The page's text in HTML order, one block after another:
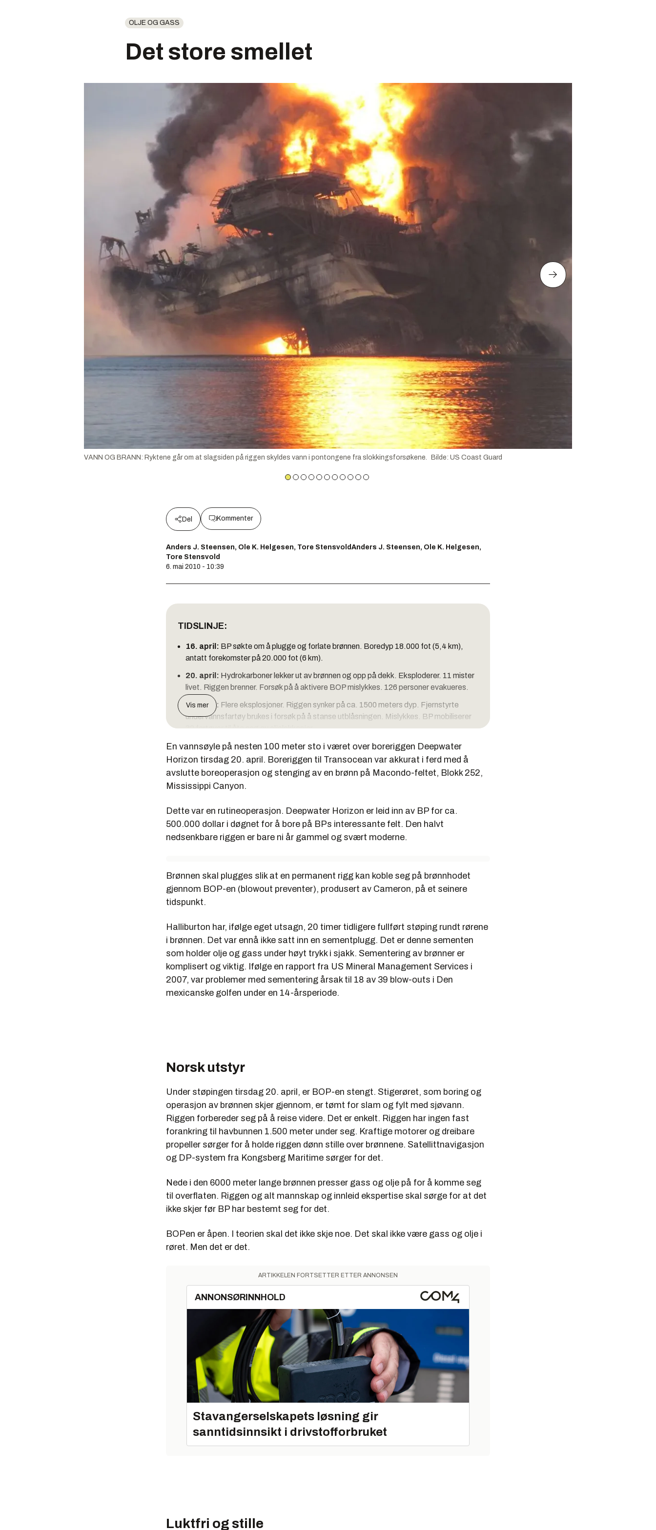
OLJE OG GASS
Det store smellet
VANN OG BRANN: Ryktene går om at slagsiden på riggen skyldes vann i pontongene fra slokkingsforsøkene. Bilde: US Coast Guard
Del Kommenter
Anders J. Steensen, Ole K. Helgesen, Tore StensvoldAnders J. Steensen, Ole K. Helgesen,
Tore Stensvold
6. mai 2010 - 10:39
TIDSLINJE:
16. april: BP søkte om å plugge og forlate brønnen. Boredyp 18.000 fot (5,4 km),
antatt forekomster på 20.000 fot (6 km).
20. april: Hydrokarboner lekker ut av brønnen og opp på dekk. Eksploderer. 11 mister
livet. Riggen brenner. Forsøk på å aktivere BOP mislykkes. 126 personer evakueres.
22. april: Flere eksplosjoner. Riggen synker på ca. 1500 meters dyp. Fjernstyrte
undervannsfartøy brukes i forsøk på å stanse utblåsningen. Mislykkes. BP mobiliserer
32 fartøyer til åta seg av oljelekkasjer.
23. april:Dispergeringsmidler sprøytes på olje og skimmere tar opp oljeholdig vann.
24.april:US Coast Guard observer stadig mer olje på overflaten.
25. april:
(BOP) på havbunnen. Anslått lekkasje: 1.000 fat om dagen.
26. april:ROV-operasjonen mislykkes.
29. april:Antatt lekkasje er 5.000 fat olje/døgn.
Mexicogolfen. Trakten er en 98 tonn tung metallboks som ligner en primitiv rakett. Den
skal senkes ned til havbunnen. Øverst er det hull der man håper å pumpe olje fra
lekkasjen til et skip på overflaten.
En utblåsingsventil eller blowout preventer (BOP) er en stor sikkerhetsventil som
forhindrer ukontrollerte utblåsninger av olje og gass.
Den reagerer på uventede trykkforandringer, og stenger strømmen av olje og gass.
BOP benyttes under boring eller brønnintervensjon.
Vis mer
En vannsøyle på nesten 100 meter sto i været over boreriggen Deepwater
Horizon tirsdag 20. april. Boreriggen til Transocean var akkurat i ferd med å
avslutte boreoperasjon og stenging av en brønn på Macondo-feltet, Blokk 252,
Mississippi Canyon.
Dette var en rutineoperasjon. Deepwater Horizon er leid inn av BP for ca.
500.000 dollar i døgnet for å bore på BPs interessante felt. Den halvt
nedsenkbare riggen er bare ni år gammel og svært moderne.
Brønnen skal plugges slik at en permanent rigg kan koble seg på brønnhodet
gjennom BOP-en (blowout preventer), produsert av Cameron, på et seinere
tidspunkt.
Halliburton har, ifølge eget utsagn, 20 timer tidligere fullført støping rundt rørene
i brønnen. Det var ennå ikke satt inn en sementplugg. Det er denne sementen
som holder olje og gass under høyt trykk i sjakk. Sementering av brønner er
komplisert og viktig. Ifølge en rapport fra US Mineral Management Services i
2007, var problemer med sementering årsak til 18 av 39 blow-outs i Den
mexicanske golfen under en 14-årsperiode.
Norsk utstyr
Under støpingen tirsdag 20. april, er BOP-en stengt. Stigerøret, som boring og
operasjon av brønnen skjer gjennom, er tømt for slam og fylt med sjøvann.
Riggen forbereder seg på å reise videre. Det er enkelt. Riggen har ingen fast
forankring til havbunnen 1.500 meter under seg. Kraftige motorer og dreibare
propeller sørger for å holde riggen dønn stille over brønnene. Satellittnavigasjon
og DP-system fra Kongsberg Maritime sørger for det.
Nede i den 6000 meter lange brønnen presser gass og olje på for å komme seg
til overflaten. Riggen og alt mannskap og innleid ekspertise skal sørge for at det
ikke skjer før BP har bestemt seg for det.
BOPen er åpen. I teorien skal det ikke skje noe. Det skal ikke være gass og olje i
røret. Men det er det.
ARTIKKELEN FORTSETTER ETTER ANNONSEN
ANNONSØRINNHOLD
Stavangerselskapets løsning gir
sanntidsinnsikt i drivstofforbruket
Luktfri og stille